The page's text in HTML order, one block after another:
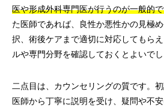
医や形成外科専門医が行うのが一般的
た医師であれば、良性か悪性かの見極
択、術後ケアまで適切に対応してもら
ルや専門分野を確認しておくとよいでし
二点目は、カウンセリングの質です。
医師から丁寧に説明を受け、疑問や不